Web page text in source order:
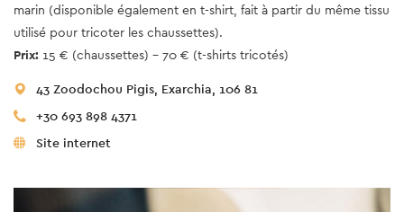
marin (disponible également en t-shirt, fait à partir du même tissu
utilisé pour tricoter les chaussettes).
Prix: 15 € (chaussettes) - 70 € (t-shirts tricotés)
43 Zoodochou Pigis, Exarchia, 106 81
+30 693 898 4371
Site internet